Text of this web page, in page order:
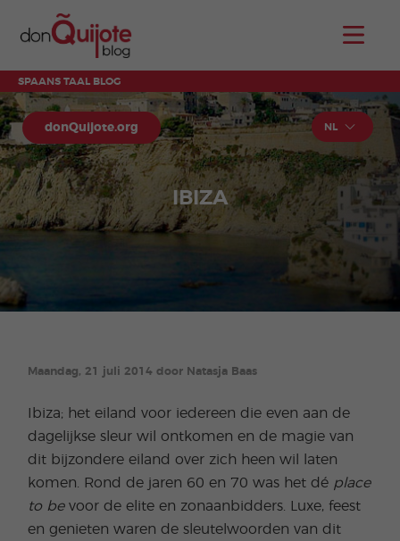
SPAANS TAAL BLOG
donQuijote.org NL
IBIZA
Maandag, 21 juli 2014 door Natasja Baas
Ibiza; het eiland voor iedereen die even aan de
dagelijkse sleur wil ontkomen en de magie van
dit bijzondere eiland over zich heen wil laten
komen. Rond de jaren 60 en 70 was het dé place
to bevoor de elite en zonaanbidders. Luxe, feest
en genieten waren de sleutelwoorden van dit